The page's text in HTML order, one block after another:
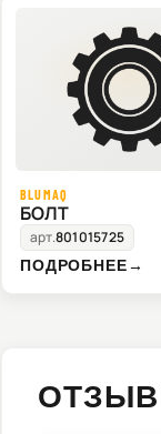
BLUMAQ
БОЛТ
арт.801015725
ПОДРОБНЕЕ→